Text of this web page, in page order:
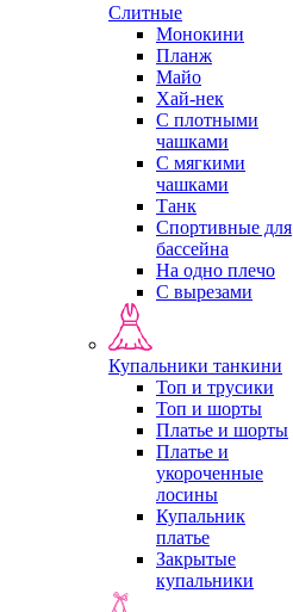
Слитные
Монокини
Планж
Майо
Хай-нек
С плотными
чашками
С мягкими
чашками
Танк
Спортивные для
бассейна
На одно плечо
С вырезами
Купальники танкини
Топ и трусики
Топ и шорты
Платье и шорты
Платье и
укороченные
лосины
Купальник
платье
Закрытые
купальники